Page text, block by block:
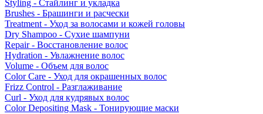
Styling - Стайлинг и укладка
Brushes - Брашинги и расчески
Treatment - Уход за волосами и кожей головы
Dry Shampoo - Сухие шампуни
Repair - Восстановление волос
Hydration - Увлажнение волос
Volume - Объем для волос
Color Care - Уход для окрашенных волос
Frizz Control - Разглаживание
Curl - Уход для кудрявых волос
Color Depositing Mask - Тонирующие маски